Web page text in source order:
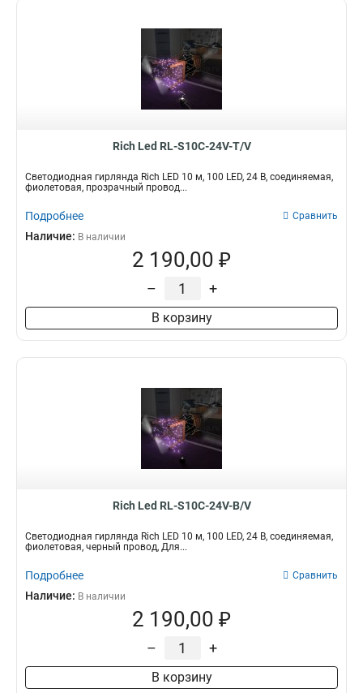
Rich Led RL-S10C-24V-T/V
Светодиодная гирлянда Rich LED 10 м, 100 LED, 24 В, соединяемая,
фиолетовая, прозрачный провод...
Подробнее Сравнить
Наличие: В наличии
2 190,00 ₽
– +
В корзину
Rich Led RL-S10C-24V-B/V
Светодиодная гирлянда Rich LED 10 м, 100 LED, 24 В, соединяемая,
фиолетовая, черный провод, Для...
Подробнее Сравнить
Наличие: В наличии
2 190,00 ₽
– +
В корзину